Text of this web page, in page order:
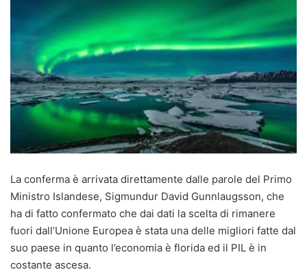
La conferma è arrivata direttamente dalle parole del Primo
Ministro Islandese, Sigmundur David Gunnlaugsson, che
ha di fatto confermato che dai dati la scelta di rimanere
fuori dall’Unione Europea è stata una delle migliori fatte dal
suo paese in quanto l’economia è florida ed il PIL è in
costante ascesa.